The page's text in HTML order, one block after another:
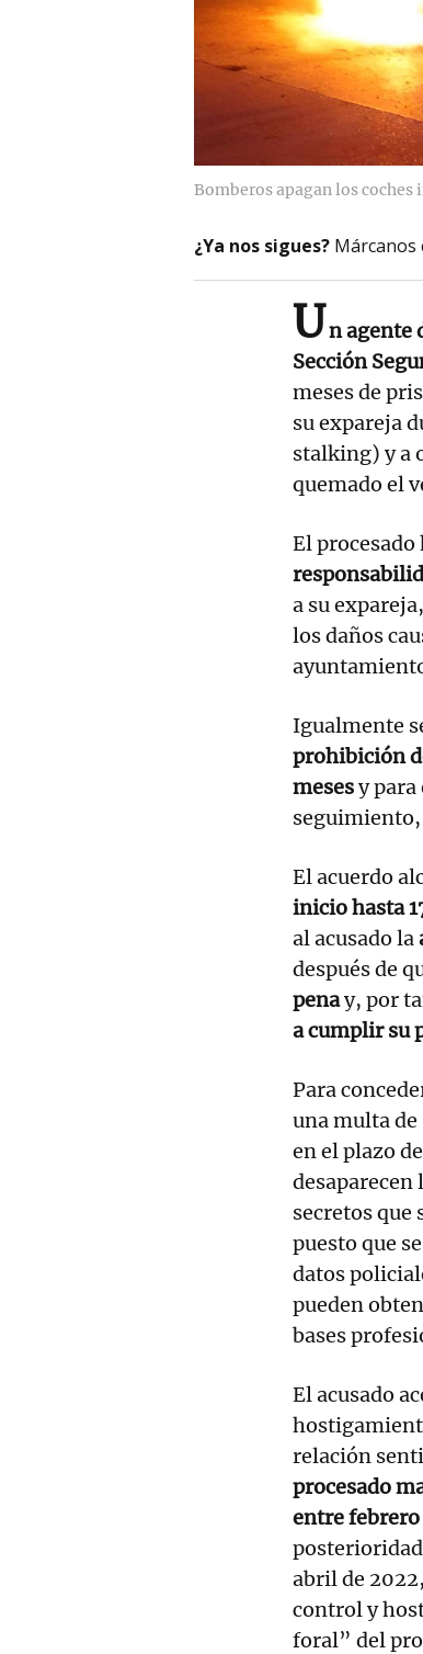
Bomberos apagan los
¿Ya nos sigues? Márcanos
Un agente
Sección
meses de
su expareja
stalking) y a
quemado el
El procesado
a su
los daños
Igualmente
prohibición
mesesy
seguimiento,
El acuerdo
inicio hasta
al acusado la
después de
penay, por
a cumplir su
Para
una multa
en el plazo
desaparecen
secretos que
puesto que
datos
pueden
bases
El acusado
relación
procesado
entre febrero
abril de
control y
foral” del